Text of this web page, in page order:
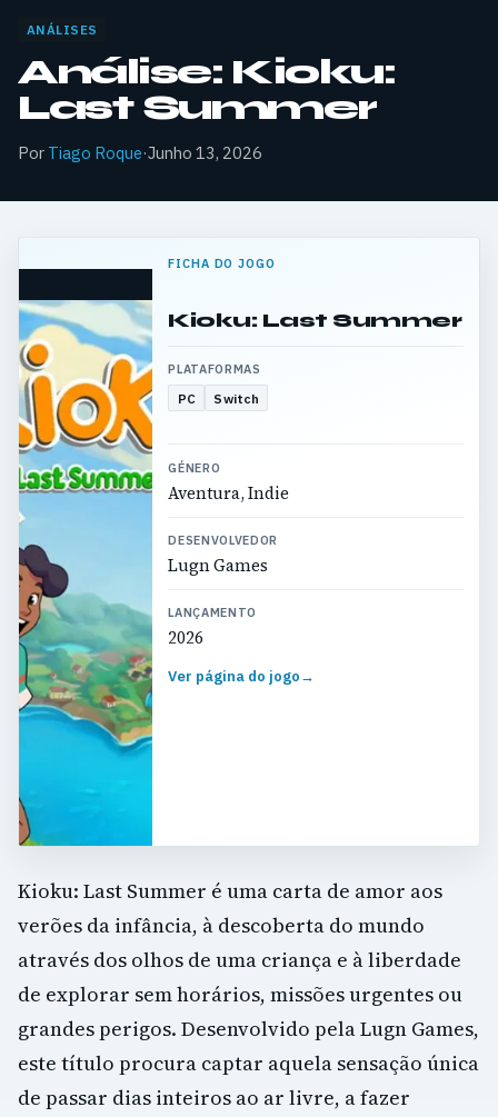
ANÁLISES
Análise: Kioku:
Last Summer
Por Tiago Roque·Junho 13, 2026
FICHA DO JOGO
Kioku: Last Summer
PLATAFORMAS
PC Switch
GÉNERO
Aventura, Indie
DESENVOLVEDOR
Lugn Games
LANÇAMENTO
2026
Ver página do jogo→
Kioku: Last Summer é uma carta de amor aos
verões da infância, à descoberta do mundo
através dos olhos de uma criança e à liberdade
de explorar sem horários, missões urgentes ou
grandes perigos. Desenvolvido pela Lugn Games,
este título procura captar aquela sensação única
de passar dias inteiros ao ar livre, a fazer